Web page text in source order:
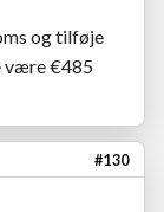
og tilføje
være €485
#130